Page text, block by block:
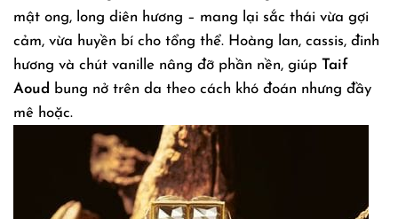
mật ong, long diên hương – mang lại sắc thái vừa gợi
cảm, vừa huyền bí cho tổng thể. Hoàng lan, cassis, đinh
hương và chút vanille nâng đỡ phần nền, giúp Taif
Aoud
bung nở trên da theo cách khó đoán nhưng đầy
mê hoặc.